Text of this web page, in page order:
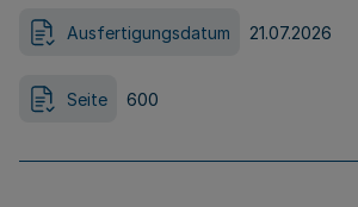
Ausfertigungsdatum 21.07.2026
Seite 600